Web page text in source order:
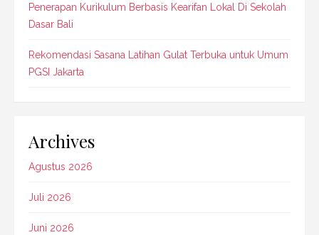
Penerapan Kurikulum Berbasis Kearifan Lokal Di Sekolah
Dasar Bali
Rekomendasi Sasana Latihan Gulat Terbuka untuk Umum
PGSI Jakarta
Archives
Agustus 2026
Juli 2026
Juni 2026